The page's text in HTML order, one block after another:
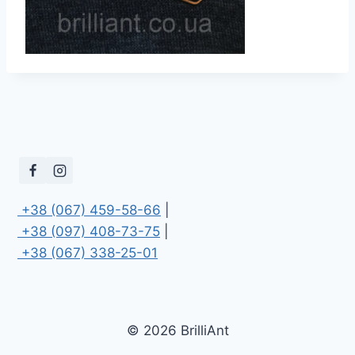
+38 (067) 459-58-66
+38 (097) 408-73-75
+38 (067) 338-25-01
© 2026 BrilliAnt